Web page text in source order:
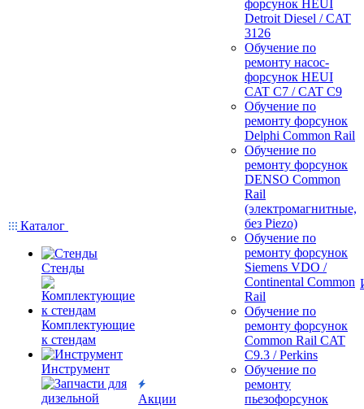
Каталог
Стенды
Комплектующие
к стендам
Инструмент
Акции
форсунок HEUI
Detroit Diesel / CAT
3126
Обучение по
ремонту насос-
форсунок HEUI
CAT C7 / CAT C9
Обучение по
ремонту форсунок
Delphi Common Rail
Обучение по
ремонту форсунок
DENSO Common
Rail
(электромагнитные,
без Piezo)
Обучение по
ремонту форсунок
Siemens VDO /
Continental Common
Rail
Обучение по
ремонту форсунок
Common Rail CAT
C9.3 / Perkins
Обучение по
ремонту
пьезофорсунок